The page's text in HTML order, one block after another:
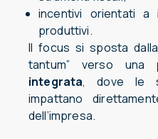
incentivi orientati a
produttivi.
Il focus si sposta
tantum” verso una
integrata, dove le
impattano
dell’impresa.